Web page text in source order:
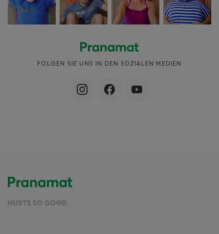
FOLGEN SIE UNS IN DEN SOZIALEN MEDIEN